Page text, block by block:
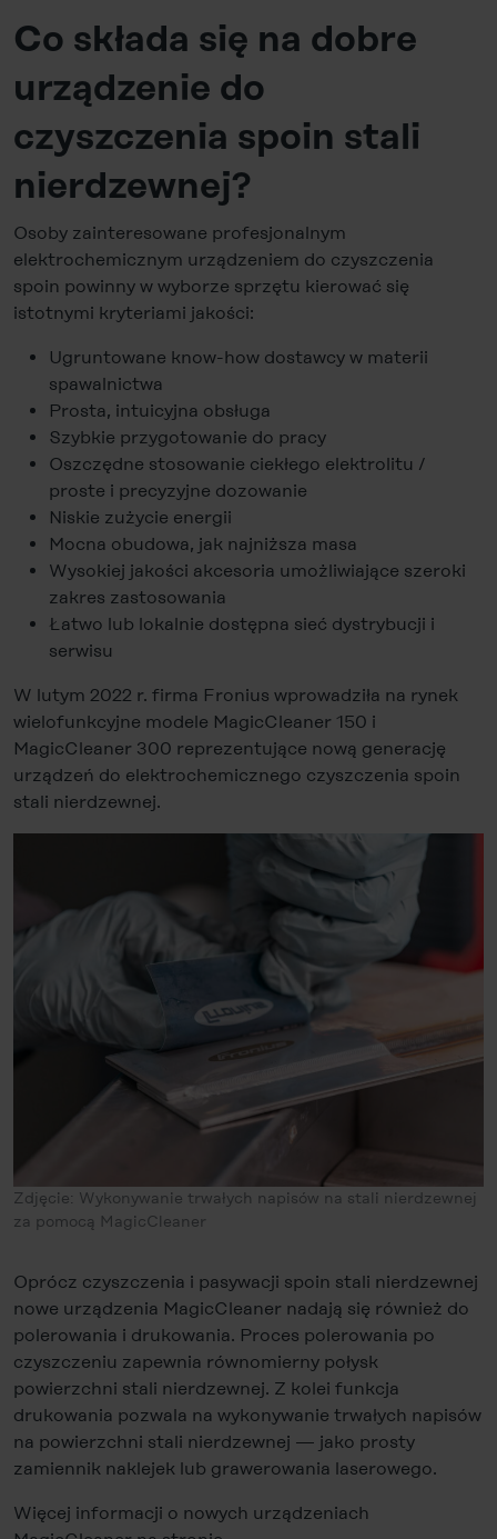
Co składa się na dobre
urządzenie do
czyszczenia spoin stali
nierdzewnej?
Osoby zainteresowane profesjonalnym
elektrochemicznym urządzeniem do czyszczenia
spoin powinny w wyborze sprzętu kierować się
istotnymi kryteriami jakości:
Ugruntowane know-how dostawcy w materii
spawalnictwa
Prosta, intuicyjna obsługa
Szybkie przygotowanie do pracy
Oszczędne stosowanie ciekłego elektrolitu /
proste i precyzyjne dozowanie
Niskie zużycie energii
Mocna obudowa, jak najniższa masa
Wysokiej jakości akcesoria umożliwiające szeroki
zakres zastosowania
Łatwo lub lokalnie dostępna sieć dystrybucji i
serwisu
W lutym 2022 r. firma Fronius wprowadziła na rynek
wielofunkcyjne modele MagicCleaner 150 i
MagicCleaner 300 reprezentujące nową generację
urządzeń do elektrochemicznego czyszczenia spoin
stali nierdzewnej.
Zdjęcie: Wykonywanie trwałych napisów na stali nierdzewnej
za pomocą MagicCleaner
Oprócz czyszczenia i pasywacji spoin stali nierdzewnej
nowe urządzenia MagicCleaner nadają się również do
polerowania i drukowania. Proces polerowania po
czyszczeniu zapewnia równomierny połysk
powierzchni stali nierdzewnej. Z kolei funkcja
drukowania pozwala na wykonywanie trwałych napisów
na powierzchni stali nierdzewnej — jako prosty
zamiennik naklejek lub grawerowania laserowego.
Więcej informacji o nowych urządzeniach